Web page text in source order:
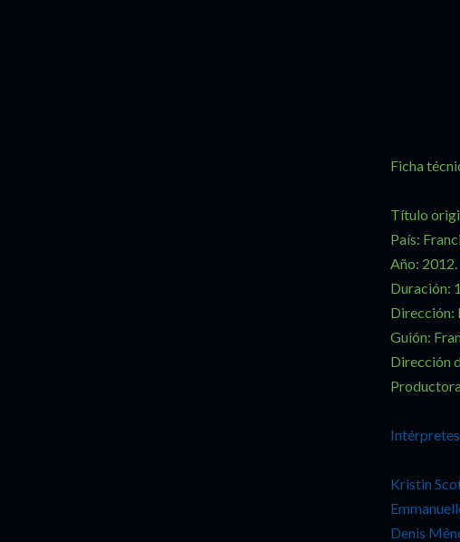
Ficha
Título
País:
Año: 2012.
Duración:
Dirección:
Guión:
Dirección
Kristin
Denis